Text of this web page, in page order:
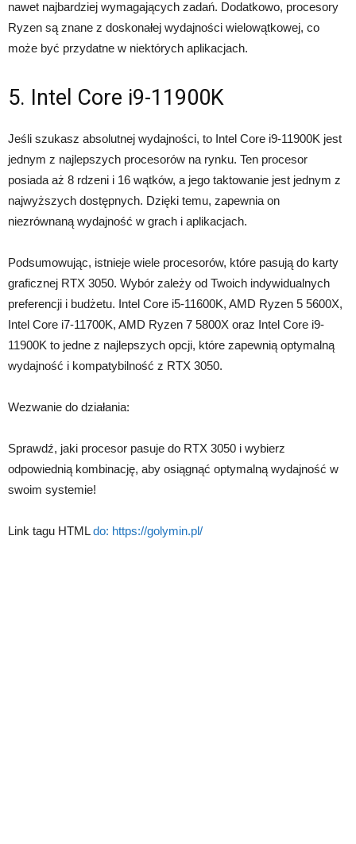
nawet najbardziej wymagających zadań. Dodatkowo, procesory
Ryzen są znane z doskonałej wydajności wielowątkowej, co
może być przydatne w niektórych aplikacjach.
5. Intel Core i9-11900K
Jeśli szukasz absolutnej wydajności, to Intel Core i9-11900K jest
jednym z najlepszych procesorów na rynku. Ten procesor
posiada aż 8 rdzeni i 16 wątków, a jego taktowanie jest jednym z
najwyższych dostępnych. Dzięki temu, zapewnia on
niezrównaną wydajność w grach i aplikacjach.
Podsumowując, istnieje wiele procesorów, które pasują do karty
graficznej RTX 3050. Wybór zależy od Twoich indywidualnych
preferencji i budżetu. Intel Core i5-11600K, AMD Ryzen 5 5600X,
Intel Core i7-11700K, AMD Ryzen 7 5800X oraz Intel Core i9-
11900K to jedne z najlepszych opcji, które zapewnią optymalną
wydajność i kompatybilność z RTX 3050.
Wezwanie do działania:
Sprawdź, jaki procesor pasuje do RTX 3050 i wybierz
odpowiednią kombinację, aby osiągnąć optymalną wydajność w
swoim systemie!
Link tagu HTMLdo: https://golymin.pl/